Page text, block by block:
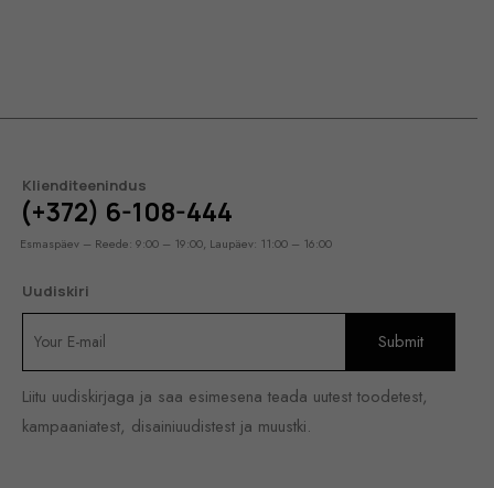
Klienditeenindus
(+372) 6-108-444
Esmaspäev – Reede: 9:00 – 19:00, Laupäev: 11:00 – 16:00
Uudiskiri
Liitu uudiskirjaga ja saa esimesena teada uutest toodetest,
kampaaniatest, disainiuudistest ja muustki.